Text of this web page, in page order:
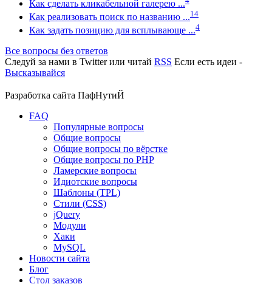
Как сделать кликабельной галерею ...
Как реализовать поиск по названию ...14
Как задать позицию для всплывающе ...4
Все вопросы без ответов
Следуй за нами в Twitterили читай RSS Если есть идеи -
Высказывайся
Разработка сайта ПафНутиЙ
FAQ
Популярные вопросы
Общие вопросы
Общие вопросы по вёрстке
Общие вопросы по PHP
Ламерские вопросы
Идиотские вопросы
Шаблоны (TPL)
Стили (CSS)
jQuery
Модули
Хаки
MySQL
Новости сайта
Блог
Стол заказов